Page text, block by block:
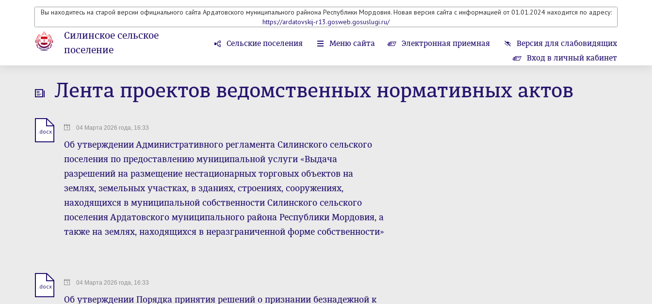
Вы находитесь на старой версии официального сайта Ардатовского муниципального райнона Республики Мордовия. Новая версия сайта с информацией от 01.01.2024 находится по адресу:
https://ardatovskij-r13.gosweb.gosuslugi.ru/
Силинское сельское
поселение
Сельские поселения Меню сайта Электронная приемная
Версия для слабовидящих
Вход в личный кабинет
Лента проектов ведомственных нормативных актов
.docx 04 Марта 2026 года, 16:33
Об утверждении Административного регламента Силинского сельского
поселения по предоставлению муниципальной услуги «Выдача
разрешений на размещение нестационарных торговых объектов на
землях, земельных участках, в зданиях, строениях, сооружениях,
находящихся в муниципальной собственности Силинского сельского
поселения Ардатовского муниципального района Республики Мордовия, а
также на землях, находящихся в неразграниченной форме собственности»
.docx 04 Марта 2026 года, 16:33
Об утверждении Порядка принятия решений о признании безнадежной к